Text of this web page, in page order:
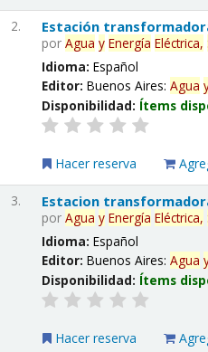
2. Estación
porAgua y Energía Eléctrica,
Idioma:Español
Editor:Buenos Aires:Agua
Disponibilidad: Ítems
Hacer reserva
3. Estacion
porAgua y Energía Eléctrica,
Idioma:Español
Editor:Buenos Aires:Agua
Disponibilidad: Ítems
Hacer reserva